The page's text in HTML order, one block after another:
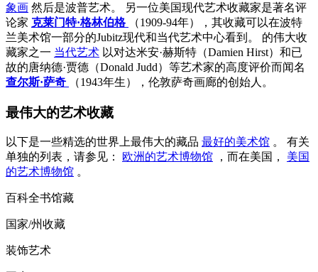
象画 然后是波普艺术。 另一位美国现代艺术收藏家是著名评
论家 克莱门特·格林伯格
（1909-94年），其收藏可以在波特
兰美术馆一部分的Jubitz现代和当代艺术中心看到。 的伟大收
藏家之一 当代艺术 以对达米安·赫斯特（Damien Hirst）和已
故的唐纳德·贾德（Donald Judd）等艺术家的高度评价而闻名
查尔斯·萨奇
（1943年生），伦敦萨奇画廊的创始人。
最伟大的艺术收藏
以下是一些精选的世界上最伟大的藏品 最好的美术馆 。 有关
单独的列表，请参见： 欧洲的艺术博物馆 ，而在美国， 美国
的艺术博物馆 。
百科全书馆藏
国家/州收藏
装饰艺术